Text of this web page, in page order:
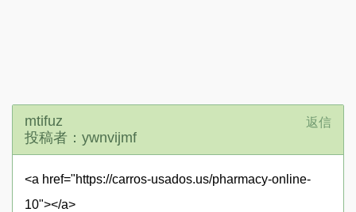
mtifuz
投稿者：ywnvijmf
返信
<a href="https://carros-usados.us/pharmacy-online-
10"></a>